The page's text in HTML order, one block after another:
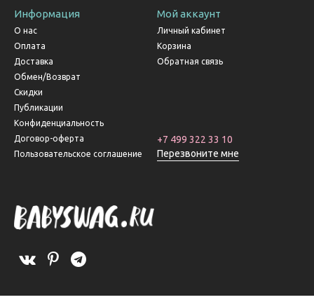
Информация
О нас
Оплата
Доставка
Обмен/Возврат
Скидки
Публикации
Конфиденциальность
Договор-оферта
Пользовательское соглашение
Мой аккаунт
Личный кабинет
Корзина
Обратная связь
+7 499 322 33 10
Перезвоните мне